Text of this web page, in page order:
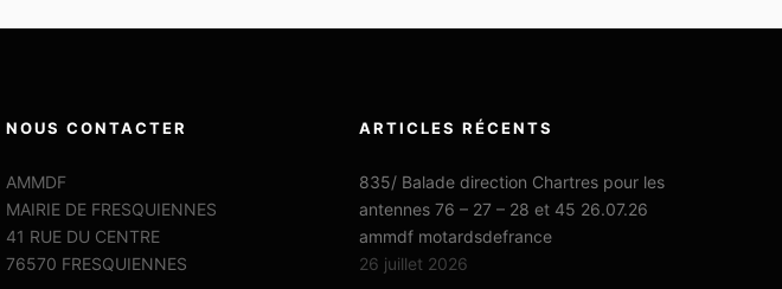
NOUS CONTACTER
AMMDF
MAIRIE DE FRESQUIENNES
41 RUE DU CENTRE
76570 FRESQUIENNES
ARTICLES RÉCENTS
835/ Balade direction Chartres pour les
antennes 76 – 27 – 28 et 45 26.07.26
ammdf motardsdefrance
26 juillet 2026